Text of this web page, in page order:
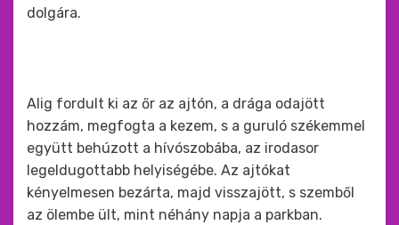
dolgára.
Alig fordult ki az őr az ajtón, a drága odajött
hozzám, megfogta a kezem, s a guruló székemmel
együtt behúzott a hívószobába, az irodasor
legeldugottabb helyiségébe. Az ajtókat
kényelmesen bezárta, majd visszajött, s szemből
az ölembe ült, mint néhány napja a parkban.